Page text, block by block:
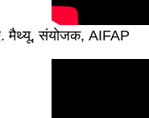
मैथ्यू, संयोजक, AIFAP